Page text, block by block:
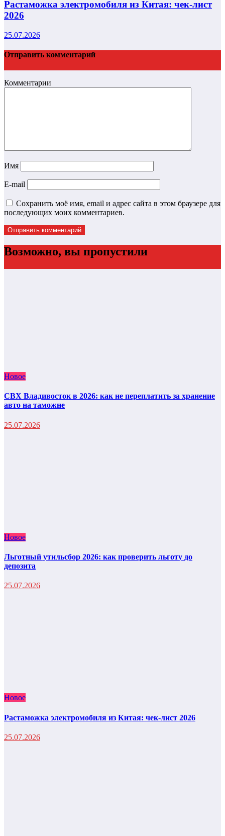
Растаможка электромобиля из Китая: чек-лист
2026
25.07.2026
Отправить комментарий
Комментарии
Имя
E-mail
Сохранить моё имя, email и адрес сайта в этом браузере для
последующих моих комментариев.
Возможно, вы пропустили
Новое
СВХ Владивосток в 2026: как не переплатить за хранение
авто на таможне
25.07.2026
Новое
Льготный утильсбор 2026: как проверить льготу до
депозита
25.07.2026
Новое
Растаможка электромобиля из Китая: чек-лист 2026
25.07.2026